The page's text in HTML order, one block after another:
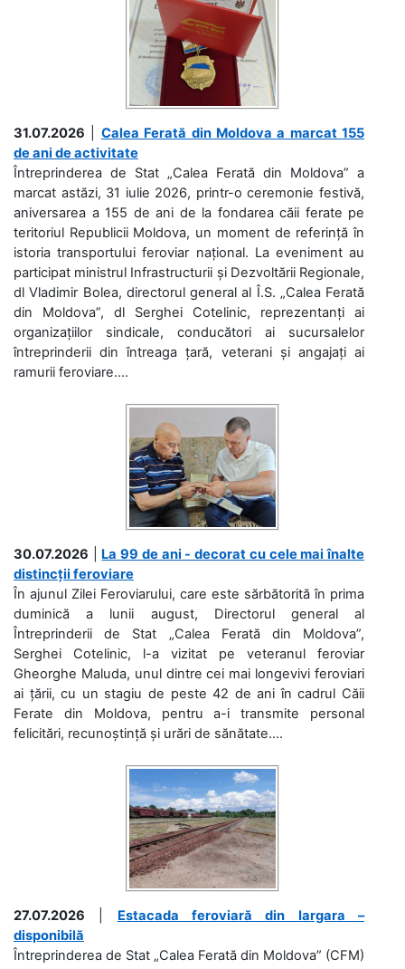
31.07.2026
Calea Ferată din Moldova a marcat 155
de ani de activitate
Întreprinderea de Stat „Calea Ferată din Moldova” a
marcat astăzi, 31 iulie 2026, printr-o ceremonie festivă,
aniversarea a 155 de ani de la fondarea căii ferate pe
teritoriul Republicii Moldova, un moment de referință în
istoria transportului feroviar național. La eveniment au
participat ministrul Infrastructurii și Dezvoltării Regionale,
dl Vladimir Bolea, directorul general al Î.S. „Calea Ferată
din Moldova”, dl Serghei Cotelinic, reprezentanți ai
organizațiilor sindicale, conducători ai sucursalelor
întreprinderii din întreaga țară, veterani și angajați ai
ramurii feroviare....
30.07.2026
La 99 de ani - decorat cu cele mai înalte
distincții feroviare
În ajunul Zilei Feroviarului, care este sărbătorită în prima
duminică a lunii august, Directorul general al
Întreprinderii de Stat „Calea Ferată din Moldova”,
Serghei Cotelinic, l-a vizitat pe veteranul feroviar
Gheorghe Maluda, unul dintre cei mai longevivi feroviari
ai țării, cu un stagiu de peste 42 de ani în cadrul Căii
Ferate din Moldova, pentru a-i transmite personal
felicitări, recunoștință și urări de sănătate....
27.07.2026
Estacada feroviară din Iargara –
disponibilă
Întreprinderea de Stat „Calea Ferată din Moldova” (CFM)